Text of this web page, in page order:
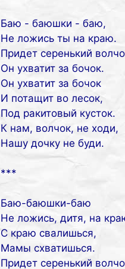
Баю - баюшки - баю,
Не ложись ты на краю.
Придет серенький
Он ухватит за бочок.
Он ухватит за бочок
И потащит во лесок,
Под ракитовый кусток.
К нам, волчок, не ходи,
Нашу дочку не буди.
***
Баю-баюшки-баю
Не ложись, дитя, на
С краю свалишься,
Мамы схватишься.
Придет серенький